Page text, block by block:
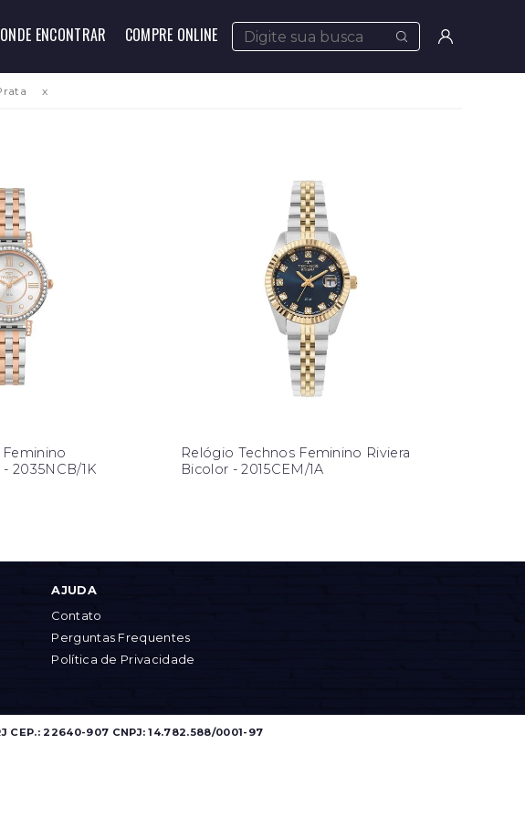
ONDE ENCONTRAR COMPRE ONLINE
x
2035NCB/1K
Relógio Technos Feminino Riviera
Bicolor - 2015CEM/1A
AJUDA
Contato
Perguntas Frequentes
Política de Privacidade
CEP.: 22640-907 CNPJ: 14.782.588/0001-97